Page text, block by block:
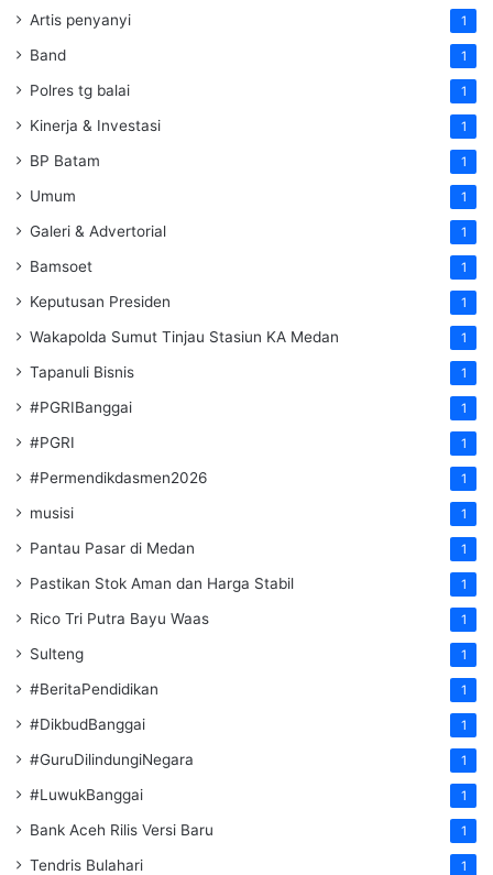
Artis penyanyi 1
Band 1
Polres tg balai 1
Kinerja & Investasi 1
BP Batam 1
Umum 1
Galeri & Advertorial 1
Bamsoet 1
Keputusan Presiden 1
Wakapolda Sumut Tinjau Stasiun KA Medan 1
Tapanuli Bisnis 1
#PGRIBanggai 1
#PGRI 1
#Permendikdasmen2026 1
musisi 1
Pantau Pasar di Medan 1
Pastikan Stok Aman dan Harga Stabil 1
Rico Tri Putra Bayu Waas 1
Sulteng 1
#BeritaPendidikan 1
#DikbudBanggai 1
#GuruDilindungiNegara 1
#LuwukBanggai 1
Bank Aceh Rilis Versi Baru 1
Tendris Bulahari 1